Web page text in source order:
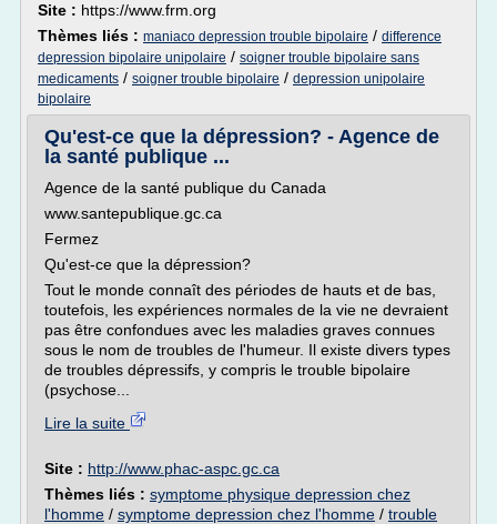
Site : https://www.frm.org
Thèmes liés : maniaco depression trouble bipolaire / difference
depression bipolaire unipolaire / soigner trouble bipolaire sans
medicaments / soigner trouble bipolaire / depression unipolaire
bipolaire
Qu'est-ce que la dépression? - Agence de
la santé publique ...
Agence de la santé publique du Canada
www.santepublique.gc.ca
Fermez
Qu'est-ce que la dépression?
Tout le monde connaît des périodes de hauts et de bas,
toutefois, les expériences normales de la vie ne devraient
pas être confondues avec les maladies graves connues
sous le nom de troubles de l'humeur. Il existe divers types
de troubles dépressifs, y compris le trouble bipolaire
(psychose...
Lire la suite
Site : http://www.phac-aspc.gc.ca
Thèmes liés : symptome physique depression chez
l'homme / symptome depression chez l'homme / trouble